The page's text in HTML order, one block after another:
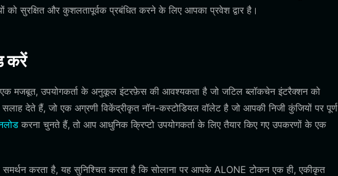
को सुरक्षित और कुशलतापूर्वक प्रबंधित करने के लिए आपका प्रवेश द्वार है।
करें
मजबूत, उपयोगकर्ता के अनुकूल इंटरफ़ेस की आवश्यकता है जो जटिल ब्लॉकचेन इंटरैक्शन को
देते हैं, जो एक अग्रणी विकेंद्रीकृत नॉन-कस्टोडियल वॉलेट है जो आपकी निजी कुंजियों पर पूर्ण
करना चुनते हैं, तो आप आधुनिक क्रिप्टो उपयोगकर्ता के लिए तैयार किए गए उपकरणों के एक
करता है, यह सुनिश्चित करता है कि सोलाना पर आपके ALONE टोकन एक ही, एकीकृत